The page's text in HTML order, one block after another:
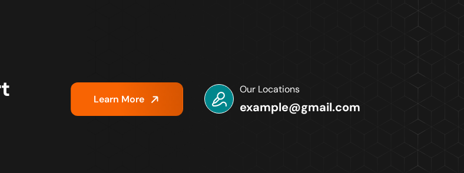
Learn More
Our Locations
example@gmail.com